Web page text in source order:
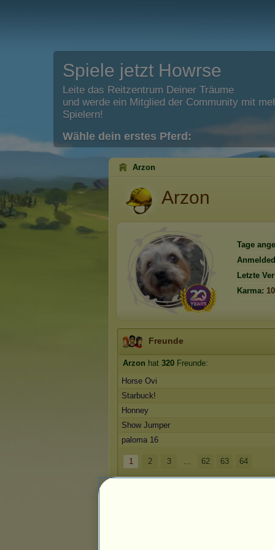
Spiele jetzt Howrse
Leite das Reitzentrum Deiner Träume
und werde ein Mitglied der Community mit
Spielern!
Wähle dein erstes Pferd:
Arzon
Arzon
Tage
Letzte
Karma: 10
Freunde
Arzon hat 320 Freunde:
Horse Ovi
Starbuck!
Honney
Show Jumper
paloma 16
1 2 3 ... 62 63 64